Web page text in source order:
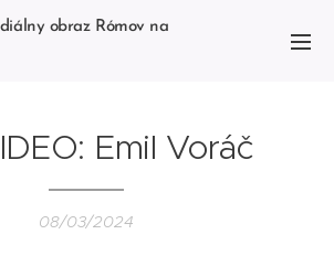
obraz Rómov na
Emil Voráč
08/03/2024